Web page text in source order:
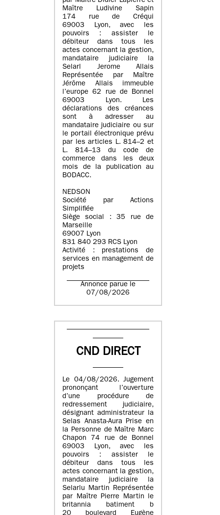
Maître Ludivine Sapin
174 rue de Créqui
69003 Lyon, avec les
pouvoirs : assister le
débiteur dans tous les
actes concernant la gestion,
mandataire judiciaire la
Selarl Jerome Allais
Représentée par Maître
Jérôme Allais immeuble
l’europe 62 rue de Bonnel
69003 Lyon. Les
déclarations des créances
sont à adresser au
mandataire judiciaire ou sur
le portail électronique prévu
par les articles L. 814–2 et
L. 814–13 du code de
commerce dans les deux
mois de la publication au
BODACC.
NEDSON
Société par Actions
Simplifiée
Siège social : 35 rue de
Marseille
69007 Lyon
831 840 293 RCS Lyon
Activité : prestations de
services en management de
projets
Annonce parue le
07/08/2026
CND DIRECT
Le 04/08/2026. Jugement
prononçant l’ouverture
d’une procédure de
redressement judiciaire,
désignant administrateur la
Selas Anasta-Aura Prise en
la Personne de Maître Marc
Chapon 74 rue de Bonnel
69003 Lyon, avec les
pouvoirs : assister le
débiteur dans tous les
actes concernant la gestion,
mandataire judiciaire la
Selarlu Martin Représentée
par Maître Pierre Martin le
britannia batiment b